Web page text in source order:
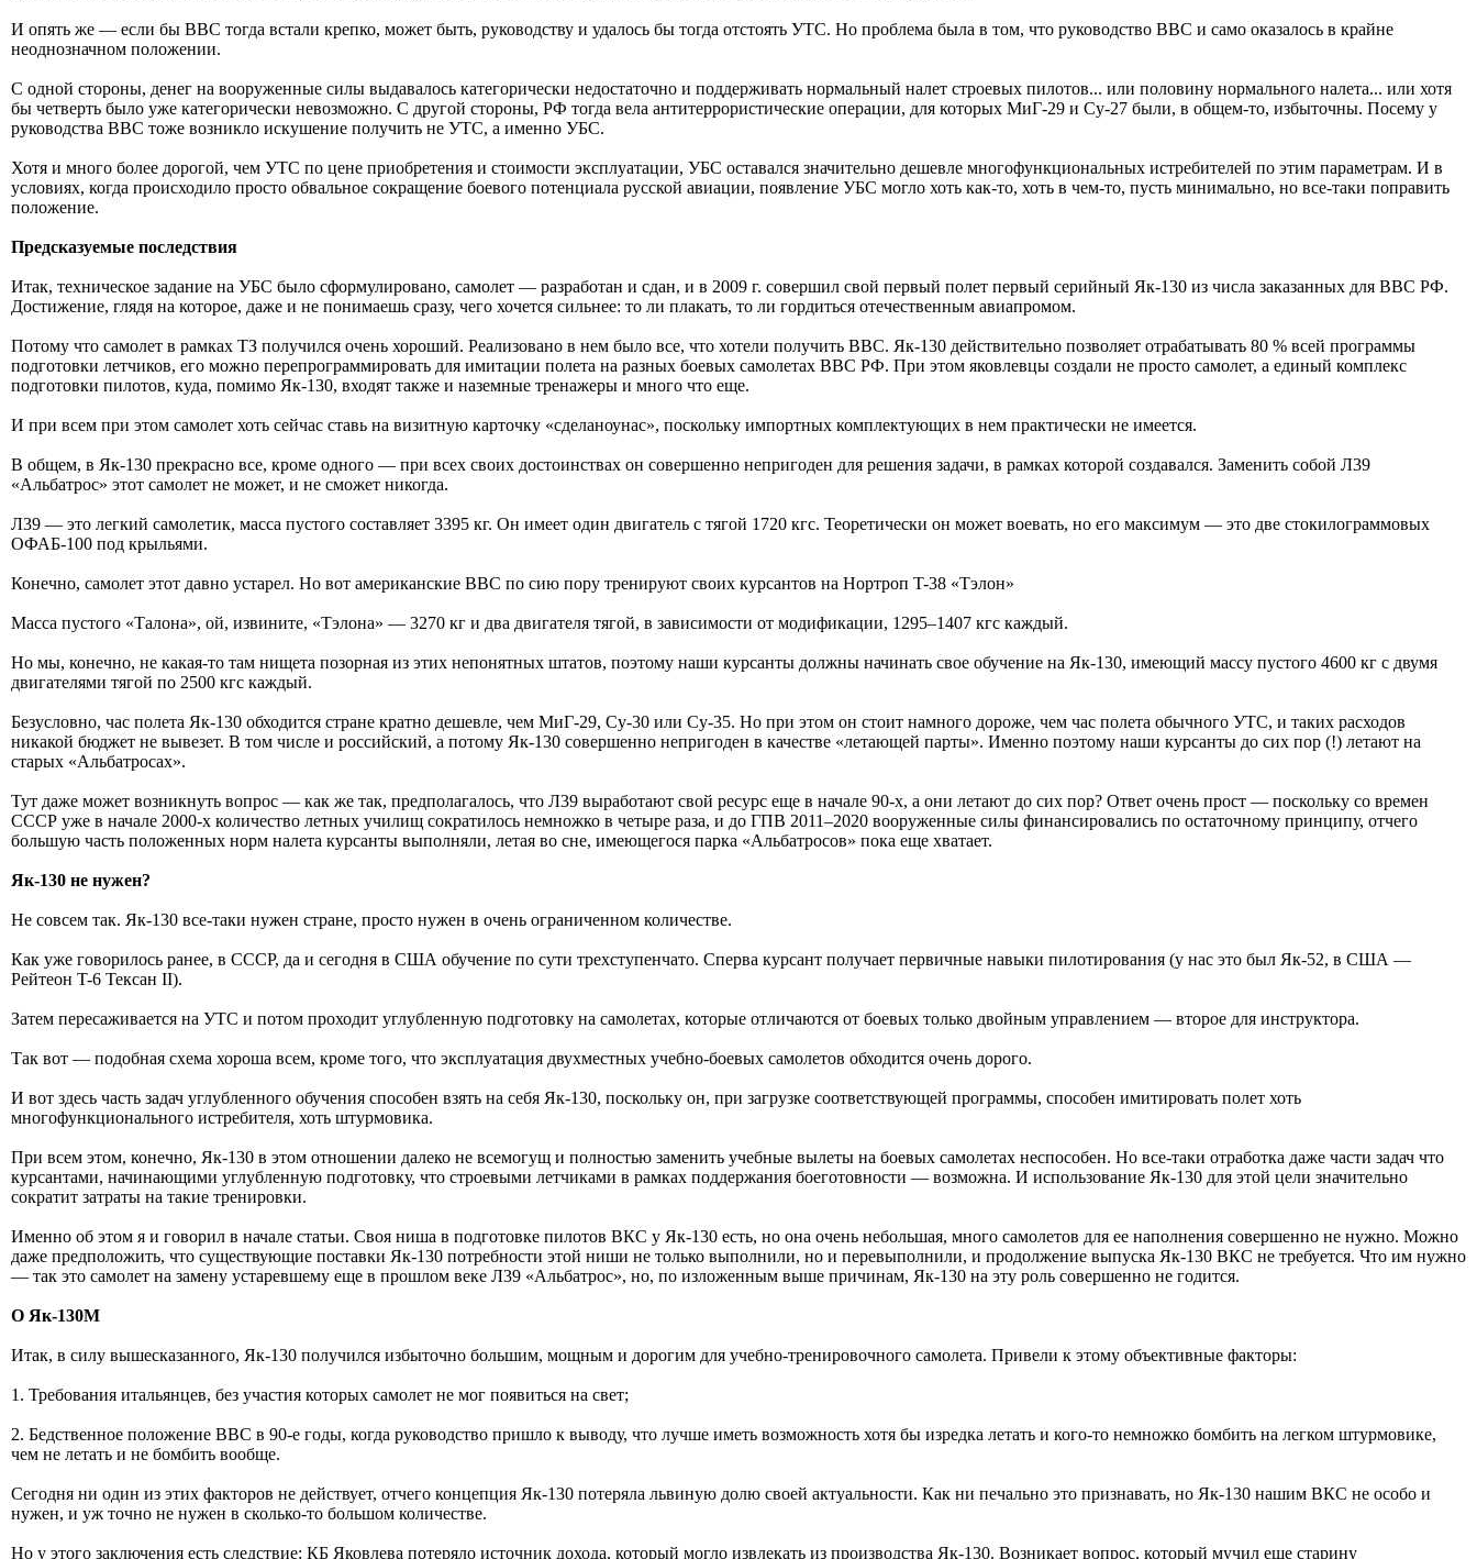
И опять же — если бы ВВС тогда встали крепко, может быть, руководству и удалось бы тогда отстоять УТС. Но проблема была в том, что руководство ВВС и само оказалось в крайне
неоднозначном положении.
С одной стороны, денег на вооруженные силы выдавалось категорически недостаточно и поддерживать нормальный налет строевых пилотов... или половину нормального налета... или хотя
бы четверть было уже категорически невозможно. С другой стороны, РФ тогда вела антитеррористические операции, для которых МиГ-29 и Су-27 были, в общем-то, избыточны. Посему у
руководства ВВС тоже возникло искушение получить не УТС, а именно УБС.
Хотя и много более дорогой, чем УТС по цене приобретения и стоимости эксплуатации, УБС оставался значительно дешевле многофункциональных истребителей по этим параметрам. И в
условиях, когда происходило просто обвальное сокращение боевого потенциала русской авиации, появление УБС могло хоть как-то, хоть в чем-то, пусть минимально, но все-таки поправить
положение.
Предсказуемые последствия
Итак, техническое задание на УБС было сформулировано, самолет — разработан и сдан, и в 2009 г. совершил свой первый полет первый серийный Як-130 из числа заказанных для ВВС РФ.
Достижение, глядя на которое, даже и не понимаешь сразу, чего хочется сильнее: то ли плакать, то ли гордиться отечественным авиапромом.
Потому что самолет в рамках ТЗ получился очень хороший. Реализовано в нем было все, что хотели получить ВВС. Як-130 действительно позволяет отрабатывать 80 % всей программы
подготовки летчиков, его можно перепрограммировать для имитации полета на разных боевых самолетах ВВС РФ. При этом яковлевцы создали не просто самолет, а единый комплекс
подготовки пилотов, куда, помимо Як-130, входят также и наземные тренажеры и много что еще.
И при всем при этом самолет хоть сейчас ставь на визитную карточку «сделаноунас», поскольку импортных комплектующих в нем практически не имеется.
В общем, в Як-130 прекрасно все, кроме одного — при всех своих достоинствах он совершенно непригоден для решения задачи, в рамках которой создавался. Заменить собой Л39
«Альбатрос» этот самолет не может, и не сможет никогда.
Л39 — это легкий самолетик, масса пустого составляет 3395 кг. Он имеет один двигатель с тягой 1720 кгс. Теоретически он может воевать, но его максимум — это две стокилограммовых
ОФАБ-100 под крыльями.
Конечно, самолет этот давно устарел. Но вот американские ВВС по сию пору тренируют своих курсантов на Нортроп T-38 «Тэлон»
Масса пустого «Талона», ой, извините, «Тэлона» — 3270 кг и два двигателя тягой, в зависимости от модификации, 1295–1407 кгс каждый.
Но мы, конечно, не какая-то там нищета позорная из этих непонятных штатов, поэтому наши курсанты должны начинать свое обучение на Як-130, имеющий массу пустого 4600 кг с двумя
двигателями тягой по 2500 кгс каждый.
Безусловно, час полета Як-130 обходится стране кратно дешевле, чем МиГ-29, Су-30 или Су-35. Но при этом он стоит намного дороже, чем час полета обычного УТС, и таких расходов
никакой бюджет не вывезет. В том числе и российский, а потому Як-130 совершенно непригоден в качестве «летающей парты». Именно поэтому наши курсанты до сих пор (!) летают на
старых «Альбатросах».
Тут даже может возникнуть вопрос — как же так, предполагалось, что Л39 выработают свой ресурс еще в начале 90-х, а они летают до сих пор? Ответ очень прост — поскольку со времен
СССР уже в начале 2000-х количество летных училищ сократилось немножко в четыре раза, и до ГПВ 2011–2020 вооруженные силы финансировались по остаточному принципу, отчего
большую часть положенных норм налета курсанты выполняли, летая во сне, имеющегося парка «Альбатросов» пока еще хватает.
Як-130 не нужен?
Не совсем так. Як-130 все-таки нужен стране, просто нужен в очень ограниченном количестве.
Как уже говорилось ранее, в СССР, да и сегодня в США обучение по сути трехступенчато. Сперва курсант получает первичные навыки пилотирования (у нас это был Як-52, в США —
Рейтеон T-6 Тексан II).
Затем пересаживается на УТС и потом проходит углубленную подготовку на самолетах, которые отличаются от боевых только двойным управлением — второе для инструктора.
Так вот — подобная схема хороша всем, кроме того, что эксплуатация двухместных учебно-боевых самолетов обходится очень дорого.
И вот здесь часть задач углубленного обучения способен взять на себя Як-130, поскольку он, при загрузке соответствующей программы, способен имитировать полет хоть
многофункционального истребителя, хоть штурмовика.
При всем этом, конечно, Як-130 в этом отношении далеко не всемогущ и полностью заменить учебные вылеты на боевых самолетах неспособен. Но все-таки отработка даже части задач что
курсантами, начинающими углубленную подготовку, что строевыми летчиками в рамках поддержания боеготовности — возможна. И использование Як-130 для этой цели значительно
сократит затраты на такие тренировки.
Именно об этом я и говорил в начале статьи. Своя ниша в подготовке пилотов ВКС у Як-130 есть, но она очень небольшая, много самолетов для ее наполнения совершенно не нужно. Можно
даже предположить, что существующие поставки Як-130 потребности этой ниши не только выполнили, но и перевыполнили, и продолжение выпуска Як-130 ВКС не требуется. Что им нужно
— так это самолет на замену устаревшему еще в прошлом веке Л39 «Альбатрос», но, по изложенным выше причинам, Як-130 на эту роль совершенно не годится.
О Як-130М
Итак, в силу вышесказанного, Як-130 получился избыточно большим, мощным и дорогим для учебно-тренировочного самолета. Привели к этому объективные факторы:
1. Требования итальянцев, без участия которых самолет не мог появиться на свет;
2. Бедственное положение ВВС в 90-е годы, когда руководство пришло к выводу, что лучше иметь возможность хотя бы изредка летать и кого-то немножко бомбить на легком штурмовике,
чем не летать и не бомбить вообще.
Сегодня ни один из этих факторов не действует, отчего концепция Як-130 потеряла львиную долю своей актуальности. Как ни печально это признавать, но Як-130 нашим ВКС не особо и
нужен, и уж точно не нужен в сколько-то большом количестве.
Но у этого заключения есть следствие: КБ Яковлева потеряло источник дохода, который могло извлекать из производства Як-130. Возникает вопрос, который мучил еще старину